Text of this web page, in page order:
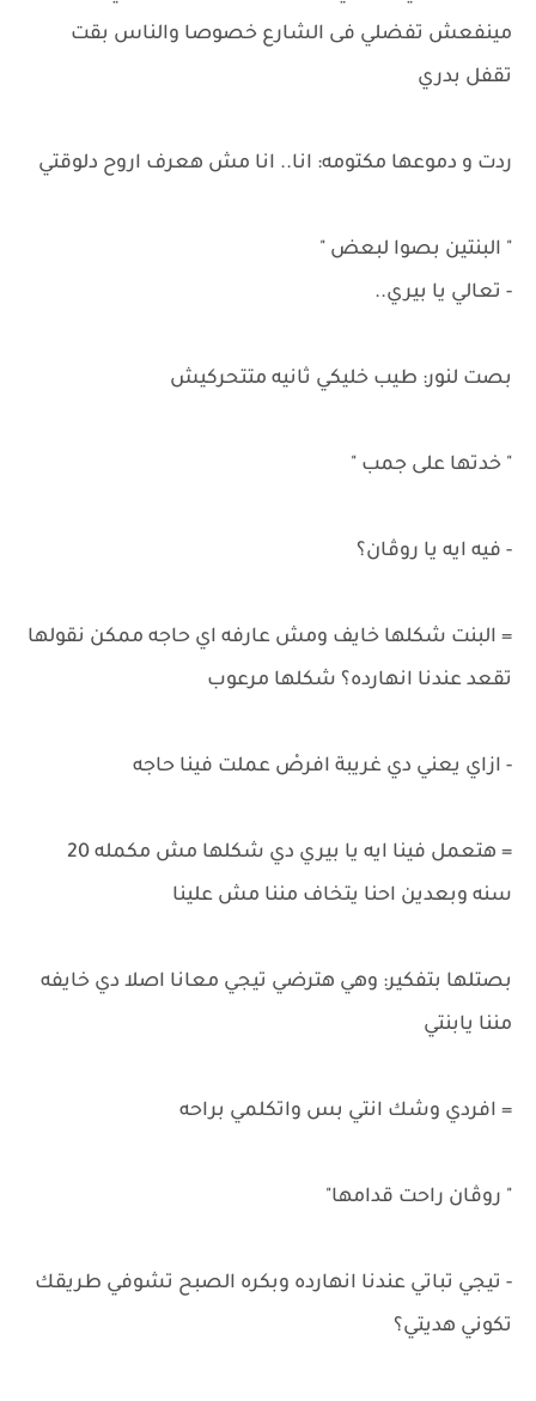
مينفعش تفضلي فى الشارع خصوصا والناس بقت
تقفل بدري
ردت و دموعها مكتومه: انا.. انا مش هعرف اروح دلوقتي
" البنتين بصوا لبعض "
- تعالي يا بيري..
بصت لنور: طيب خليكي ثانيه متتحركيش
" خدتها على جمب "
- فيه ايه يا روڤان؟
= البنت شكلها خايف ومش عارفه اي حاجه ممكن نقولها
تقعد عندنا انهارده؟ شكلها مرعوب
- ازاي يعني دي غريبة افرصْ عملت فينا حاجه
= هتعمل فينا ايه يا بيري دي شكلها مش مكمله 20
سنه وبعدين احنا يتخاف مننا مش علينا
بصتلها بتفكير: وهي هترضي تيجي معانا اصلا دي خايفه
مننا يابنتي
= افردي وشك انتي بس واتكلمي براحه
" روڤان راحت قدامها"
- تيجي تباتي عندنا انهارده وبكره الصبح تشوفي طريقك
تكوني هديتي؟